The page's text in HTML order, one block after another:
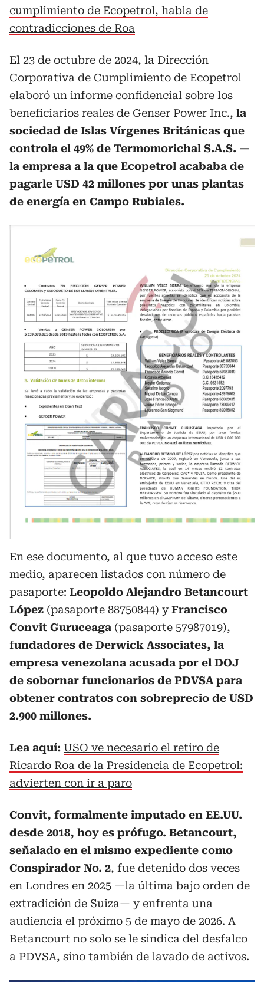
cumplimiento de Ecopetrol, habla de
contradicciones de Roa
El 23 de octubre de 2024, la Dirección
Corporativa de Cumplimiento de Ecopetrol
elaboró un informe confidencial sobre los
beneficiarios reales de Genser Power Inc., la
sociedad de Islas Vírgenes Británicas que
controla el 49% de Termomorichal S.A.S. —
la empresa a la que Ecopetrol acababa de
pagarle USD 42 millones por unas plantas
de energía en Campo Rubiales.
En ese documento, al que tuvo acceso este
medio, aparecen listados con número de
pasaporte: Leopoldo Alejandro Betancourt
López (pasaporte 88750844) yFrancisco
Convit Guruceaga (pasaporte 57987019),
fundadores de Derwick Associates, la
empresa venezolana acusada por el DOJ
de sobornar funcionarios de PDVSA para
obtener contratos con sobreprecio de USD
2.900 millones.
Lea aquí: USO ve necesario el retiro de
Ricardo Roa de la Presidencia de Ecopetrol:
advierten con ir a paro
Convit, formalmente imputado en EE.UU.
desde 2018, hoy es prófugo. Betancourt,
señalado en el mismo expediente como
Conspirador No. 2, fue detenido dos veces
en Londres en 2025 —la última bajo orden de
extradición de Suiza— y enfrenta una
audiencia el próximo 5 de mayo de 2026. A
Betancourt no solo se le sindica del desfalco
a PDVSA, sino también de lavado de activos.